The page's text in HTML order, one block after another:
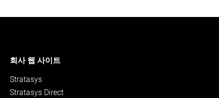
회사 웹 사이트
Stratasys
Stratasys Direct